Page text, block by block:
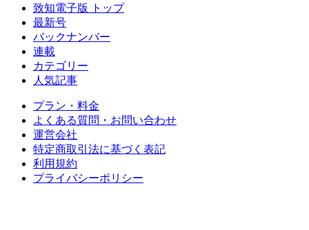
致知電子版 トップ
最新号
バックナンバー
連載
カテゴリー
人気記事
プラン・料金
よくある質問・お問い合わせ
運営会社
特定商取引法に基づく表記
利用規約
プライバシーポリシー